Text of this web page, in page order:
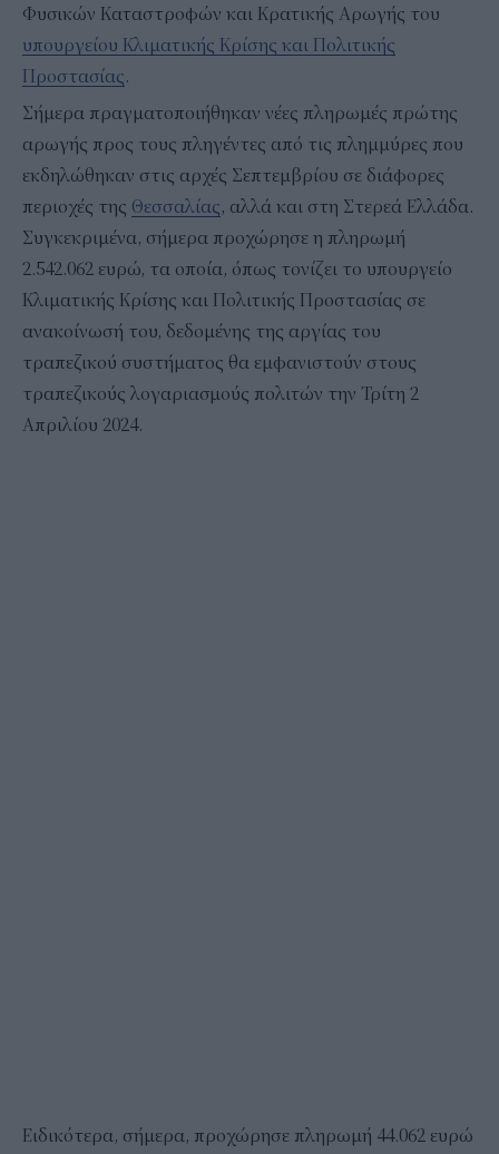
Φυσικών Καταστροφών και Κρατικής Αρωγής του
υπουργείου Κλιματικής Κρίσης και Πολιτικής
Προστασίας.
Σήμερα πραγματοποιήθηκαν νέες πληρωμές πρώτης
αρωγής προς τους πληγέντες από τις πλημμύρες που
εκδηλώθηκαν στις αρχές Σεπτεμβρίου σε διάφορες
περιοχές της Θεσσαλίας, αλλά και στη Στερεά Ελλάδα.
Συγκεκριμένα, σήμερα προχώρησε η πληρωμή
2.542.062 ευρώ, τα οποία, όπως τονίζει το υπουργείο
Κλιματικής Κρίσης και Πολιτικής Προστασίας σε
ανακοίνωσή του, δεδομένης της αργίας του
τραπεζικού συστήματος θα εμφανιστούν στους
τραπεζικούς λογαριασμούς πολιτών την Τρίτη 2
Απριλίου 2024.
Ειδικότερα, σήμερα, προχώρησε πληρωμή 44.062 ευρώ